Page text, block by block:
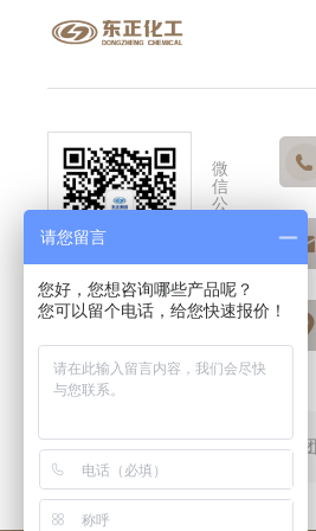
微
信
公
友情链接： 东正集团
请您留言
您好，您想咨询哪些产品呢？
您可以留个电话，给您快速报价！